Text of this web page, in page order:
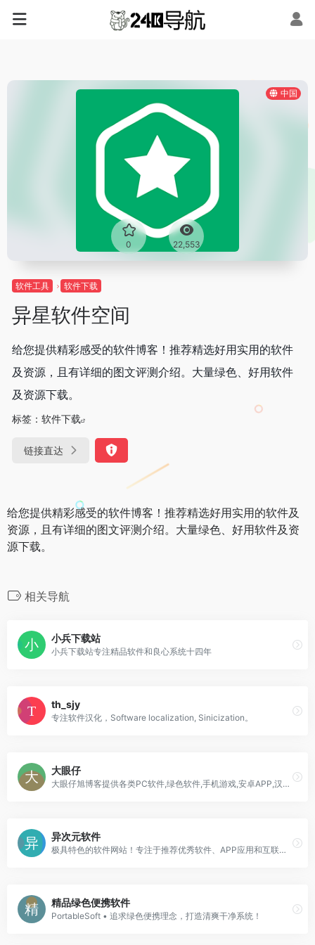
中国
0 22,553
软件工具 软件下载
异星软件空间
给您提供精彩感受的软件博客！推荐精选好用实用的软件
及资源，且有详细的图文评测介绍。大量绿色、好用软件
及资源下载。
标签： 软件下载
链接直达
给您提供精彩感受的软件博客！推荐精选好用实用的软件及
资源，且有详细的图文评测介绍。大量绿色、好用软件及资
源下载。
相关导航
小兵下载站
小兵下载站专注精品软件和良心系统十四年
th_sjy
专注软件汉化，Software localization, Sinicization。
大眼仔
大眼仔旭博客提供各类PC软件,绿色软件,手机游戏,安卓APP,汉化软件,软件教程,坚持每天更新大量软件及视频教程,是电脑爱好者最佳的软件下载和学习交流场所
异次元软件
极具特色的软件网站！专注于推荐优秀软件、APP应用和互联网资源，每篇图文评测都极其用心，并提供大量软件资源下载。
精品绿色便携软件
PortableSoft • 追求绿色便携理念，打造清爽干净系统！